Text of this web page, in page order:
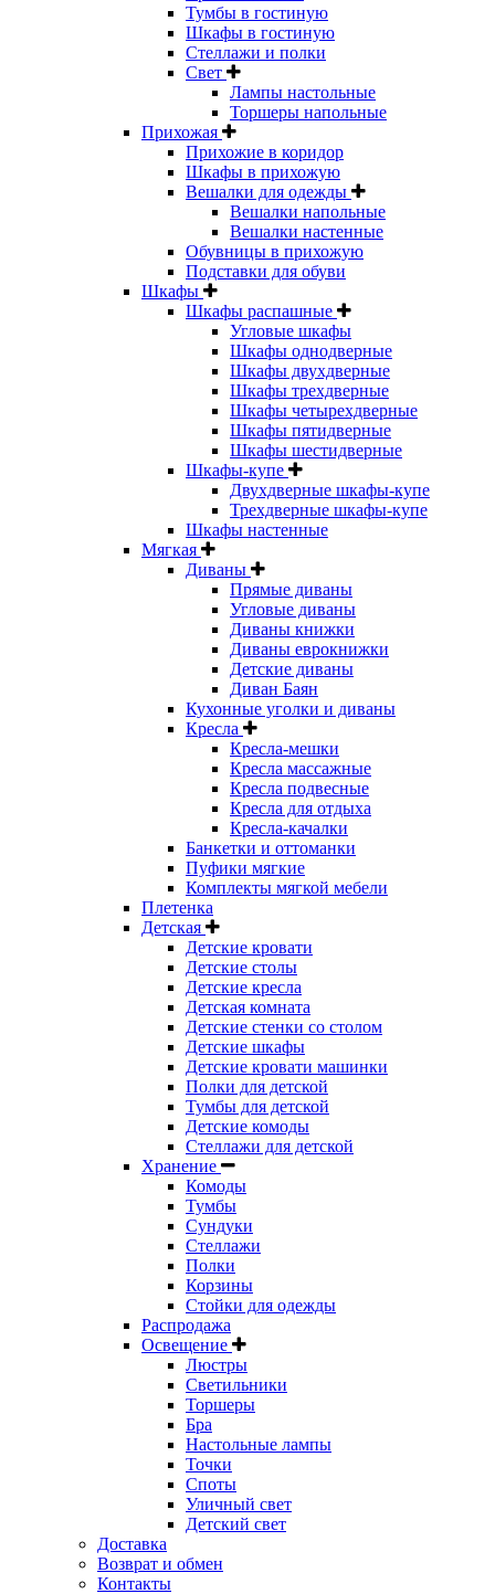
Тумбы в гостиную
Шкафы в гостиную
Стеллажи и полки
Свет
Лампы настольные
Торшеры напольные
Прихожая
Прихожие в коридор
Шкафы в прихожую
Вешалки для одежды
Вешалки напольные
Вешалки настенные
Обувницы в прихожую
Подставки для обуви
Шкафы
Шкафы распашные
Угловые шкафы
Шкафы однодверные
Шкафы двухдверные
Шкафы трехдверные
Шкафы четырехдверные
Шкафы пятидверные
Шкафы шестидверные
Шкафы-купе
Двухдверные шкафы-купе
Трехдверные шкафы-купе
Шкафы настенные
Мягкая
Диваны
Прямые диваны
Угловые диваны
Диваны книжки
Диваны еврокнижки
Детские диваны
Диван Баян
Кухонные уголки и диваны
Кресла
Кресла-мешки
Кресла массажные
Кресла подвесные
Кресла для отдыха
Кресла-качалки
Банкетки и оттоманки
Пуфики мягкие
Комплекты мягкой мебели
Плетенка
Детская
Детские кровати
Детские столы
Детские кресла
Детская комната
Детские стенки со столом
Детские шкафы
Детские кровати машинки
Полки для детской
Тумбы для детской
Детские комоды
Стеллажи для детской
Хранение
Комоды
Тумбы
Сундуки
Стеллажи
Полки
Корзины
Стойки для одежды
Распродажа
Освещение
Люстры
Светильники
Торшеры
Бра
Настольные лампы
Точки
Споты
Уличный свет
Детский свет
Доставка
Возврат и обмен
Контакты